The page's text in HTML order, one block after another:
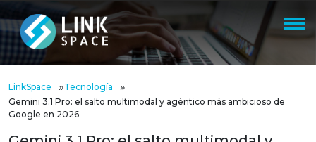
LinkSpace »Tecnología »
Gemini 3.1 Pro: el salto multimodal y agéntico más ambicioso de
Google en 2026